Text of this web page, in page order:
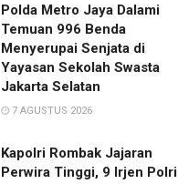
Polda Metro Jaya Dalami
Temuan 996 Benda
Menyerupai Senjata di
Yayasan Sekolah Swasta
Jakarta Selatan
7 AGUSTUS 2026
Kapolri Rombak Jajaran
Perwira Tinggi, 9 Irjen Polri